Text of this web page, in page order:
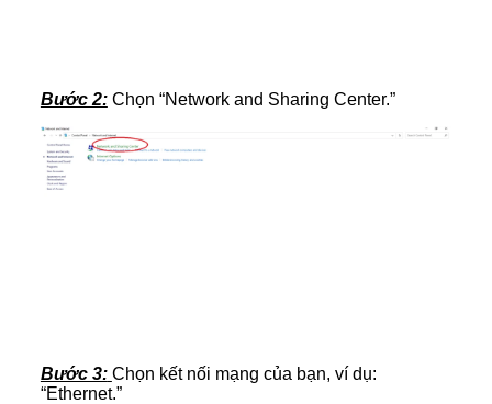
Bước 2:Chọn “Network and Sharing Center.”
Bước 3: Chọn kết nối mạng của bạn, ví dụ:
“Ethernet.”